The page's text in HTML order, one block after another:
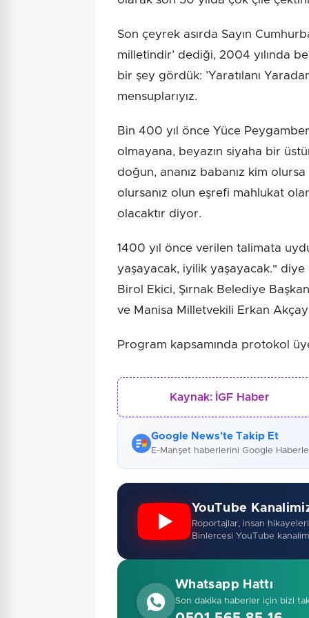
Son çeyrek asırda Sayın
milletindir’ dediği, 2004 yılında
bir şey gördük: ’Yaratılanı
mensuplarıyız.
Bin 400 yıl önce Yüce
olmayana, beyazın siyaha bir
doğun, ananız babanız kim
olursanız olun eşrefi mahlukat
olacaktır diyor.
1400 yıl önce verilen talimata
yaşayacak, iyilik yaşayacak." diye
Birol Ekici, Şırnak Belediye
ve Manisa Milletvekili Erkan
Program kapsamında protokol
Kaynak: İGF Haber
Google News'te Takip Et
E-Manşet haberlerini Google
YouTube
Roportajlar, insan
Binlercesi YouTube
Whatsapp Hattı
Son dakika haberler için bizi